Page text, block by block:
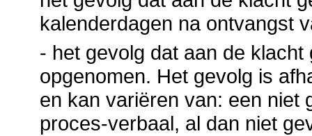
kalenderdagen na ontvangst
- het gevolg dat aan de
opgenomen. Het gevolg is
en kan variëren van: een niet
proces-verbaal, al dan niet